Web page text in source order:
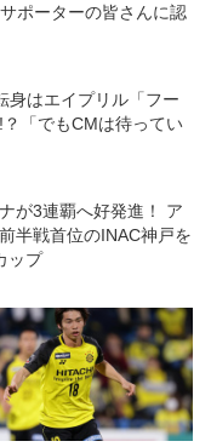
ポーターの皆さんに認
身はエイプリル「フー
「でもCMは待ってい
が3連覇へ好発進！ ア
半戦首位のINAC神戸を
ップ